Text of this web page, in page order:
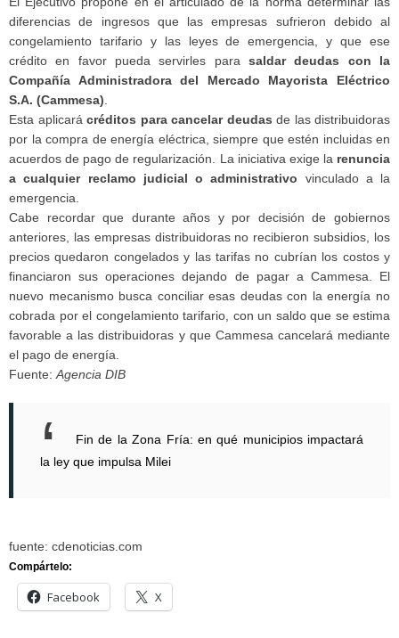
diferencias de ingresos que las empresas sufrieron debido al
congelamiento tarifario y las leyes de emergencia, y que ese
crédito en favor pueda servirles para saldar deudas con la
Compañía Administradora del Mercado Mayorista Eléctrico
S.A. (Cammesa)
Esta aplicará créditos para cancelar deudas de las distribuidoras
por la compra de energía eléctrica, siempre que estén incluidas en
acuerdos de pago de regularización. La iniciativa exige la renuncia
a cualquier reclamo judicial o administrativo vinculado a la
emergencia.
Cabe recordar que durante años y por decisión de gobiernos
anteriores, las empresas distribuidoras no recibieron subsidios, los
precios quedaron congelados y las tarifas no cubrían los costos y
financiaron sus operaciones dejando de pagar a Cammesa. El
nuevo mecanismo busca conciliar esas deudas con la energía no
cobrada por el congelamiento tarifario, con un saldo que se estima
favorable a las distribuidoras y que Cammesa cancelará mediante
el pago de energía.
Fuente: Agencia DIB
Fin de la Zona Fría: en qué municipios impactará
la ley que impulsa Milei
fuente: cdenoticias.com
Compártelo:
Facebook X